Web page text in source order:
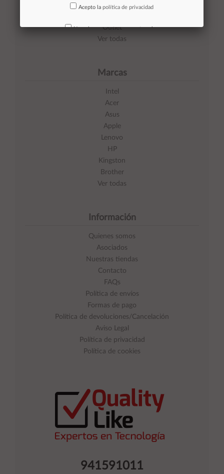
941591011
Tablets
Outlet
Ver todas
Marcas
Intel
Acer
Asus
Apple
Lenovo
HP
Kingston
Brother
Ver todas
Información
Quienes somos
Asociados
Nuestras tiendas
Contacto
FAQs
Política de envíos
Formas de pago
Política de devoluciones/Cancelación
Aviso Legal
Política de privacidad
Política de cookies
Acepto la política de privacidad
No volver a mostrar mas este aviso